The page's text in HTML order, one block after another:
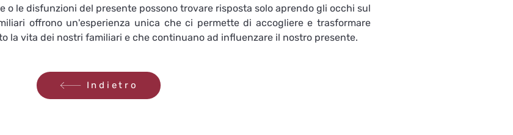
o le disfunzioni del presente possono trovare risposta solo aprendo gli occhi sul
offrono un'esperienza unica che ci permette di accogliere e trasformare
la vita dei nostri familiari e che continuano ad influenzare il nostro presente.
Indietro